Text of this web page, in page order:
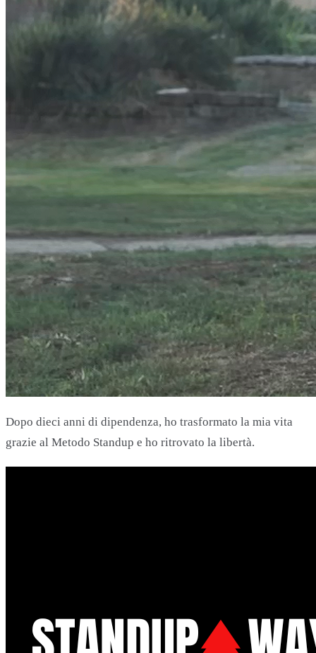
Dopo dieci anni di dipendenza, ho trasformato la mia vita
grazie al Metodo Standup e ho ritrovato la libertà.